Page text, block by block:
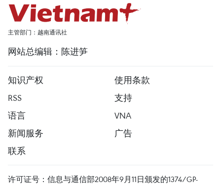
主管部门：越南通讯社
网站总编辑：陈进笋
知识产权
使用条款
RSS
支持
语言
VNA
新闻服务
广告
联系
许可证号：信息与通信部2008年9月11日颁发的1374/GP-